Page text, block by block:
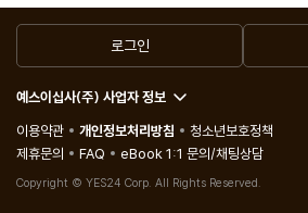
로그인
예스이십사(주) 사업자 정보
이용약관
개인정보처리방침
청소년보호정책
제휴문의
FAQ eBook 1:1 문의/채팅상담
Copyright © YES24 Corp. All Rights Reserved.